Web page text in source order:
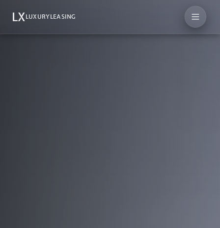
LXLUXURYLEASING